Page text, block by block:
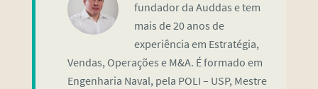
fundador da Auddas e tem
mais de 20 anos de
experiência em Estratégia,
Vendas, Operações e M&A. É formado em
Engenharia Naval, pela POLI – USP, Mestre